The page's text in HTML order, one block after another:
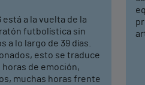
a la vuelta de la
futbolística sin
a lo largo de 39 días.
esto se traduce
horas de emoción,
muchas horas frente